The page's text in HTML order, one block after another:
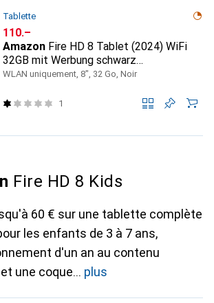
Tablette
CHF
110.–
Amazon Fire HD 8 Tablet (2024) WiFi
32GB mit Werbung schwarz
B0CVDJ26VQ
WLAN uniquement, 8", 32 Go, Noir
1
Fire HD 8 Kids
60 € sur une tablette complète
les enfants de 3 à 7 ans,
d'un an au contenu
une coque
plus